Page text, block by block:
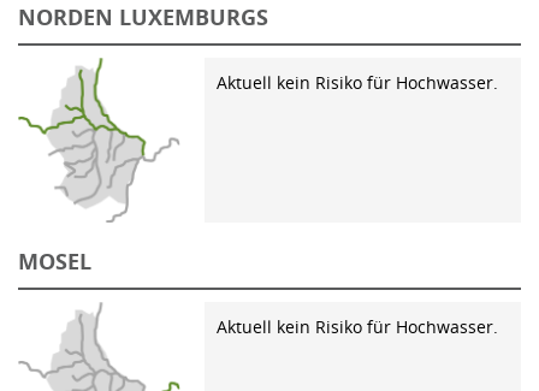
NORDEN LUXEMBURGS
Aktuell kein Risiko für Hochwasser.
MOSEL
Aktuell kein Risiko für Hochwasser.